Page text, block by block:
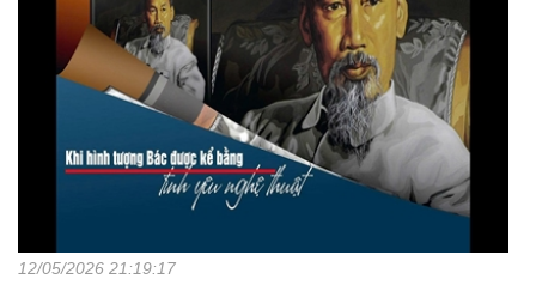
12/05/2026 21:19:17